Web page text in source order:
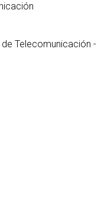
Telecomunicación -